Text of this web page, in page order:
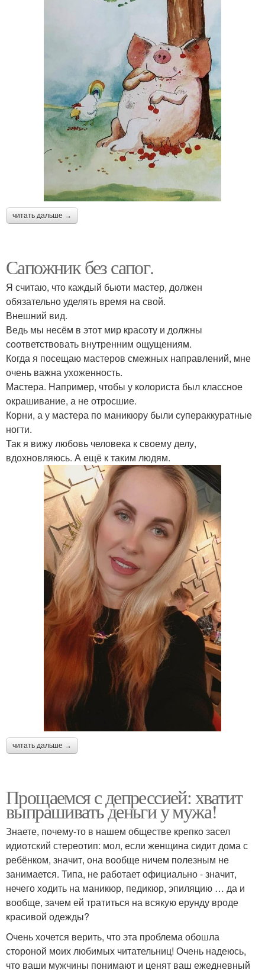
читать дальше →
Сапожник без сапог.
Я считаю, что каждый бьюти мастер, должен
обязательно уделять время на свой.
Внешний вид.
Ведь мы несём в этот мир красоту и должны
соответствовать внутренним ощущениям.
Когда я посещаю мастеров смежных направлений, мне
очень важна ухоженность.
Мастера. Например, чтобы у колориста был классное
окрашивание, а не отросшие.
Корни, а у мастера по маникюру были супераккуратные
ногти.
Так я вижу любовь человека к своему делу,
вдохновляюсь. А ещё к таким людям.
читать дальше →
Прощаемся с депрессией: хватит
выпрашивать деньги у мужа!
Знаете, почему-то в нашем обществе крепко засел
идиотский стереотип: мол, если женщина сидит дома с
ребёнком, значит, она вообще ничем полезным не
занимается. Типа, не работает официально - значит,
нечего ходить на маникюр, педикюр, эпиляцию … да и
вообще, зачем ей тратиться на всякую ерунду вроде
красивой одежды?
Очень хочется верить, что эта проблема обошла
стороной моих любимых читательниц! Очень надеюсь,
что ваши мужчины понимают и ценят ваш ежедневный